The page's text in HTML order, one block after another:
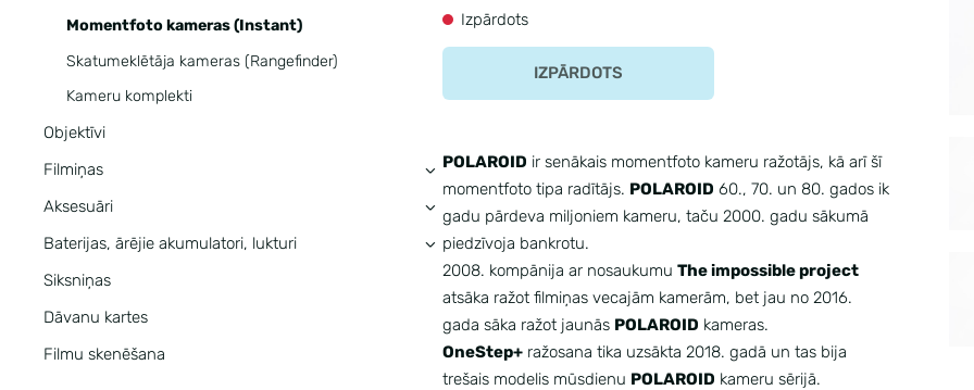
Momentfoto kameras (Instant)
Skatumeklētāja kameras (Rangefinder)
Kameru komplekti
Objektīvi
Filmiņas
›
Aksesuāri ›
Baterijas, ārējie akumulatori, lukturi ›
Siksniņas
Dāvanu kartes
Filmu skenēšana
Izpārdots
IZPĀRDOTS
POLAROID ir senākais momentfoto kameru ražotājs, kā arī šī
momentfoto tipa radītājs. POLAROID 60., 70. un 80. gados ik
gadu pārdeva miljoniem kameru, taču 2000. gadu sākumā
piedzīvoja bankrotu.
2008. kompānija ar nosaukumu The impossible project
atsāka ražot filmiņas vecajām kamerām, bet jau no 2016.
gada sāka ražot jaunās POLAROID kameras.
OneStep+ražosana tika uzsākta 2018. gadā un tas bija
trešais modelis mūsdienu POLAROID kameru sērijā.